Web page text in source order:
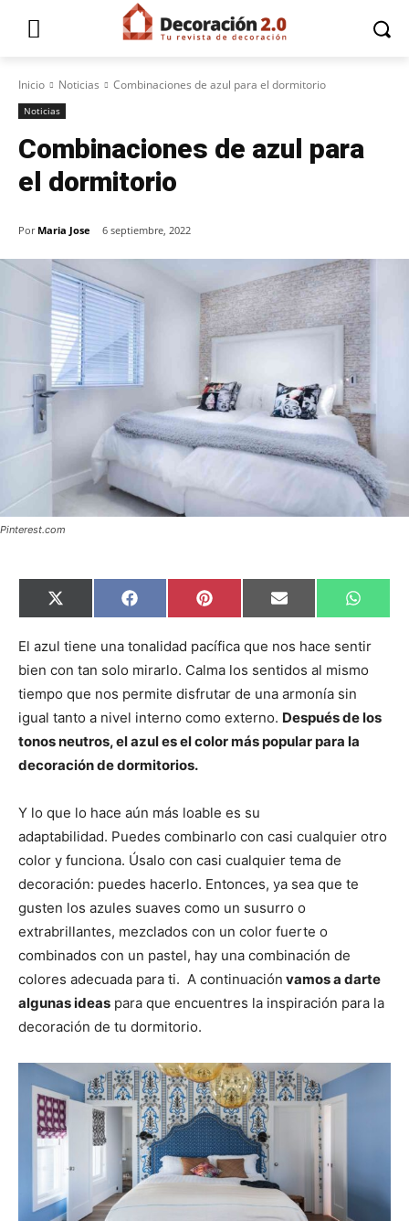
Inicio Noticias Combinaciones de azul para el dormitorio
Noticias
Combinaciones de azul para
el dormitorio
Por Maria Jose 6 septiembre, 2022
Pinterest.com
C
o
p
r
i
r
e
n
X
(
w
t
e
r
)
C
o
p
r
i
r
e
n
F
a
e
o
o
k
C
o
p
r
t
i
r
e
n
P
i
t
r
e
s
t
C
o
p
r
i
r
e
n
E
m
i
C
o
p
r
r
e
W
h
t
A
El azul tiene una tonalidad pacífica que nos hace sentir
bien con tan solo mirarlo. Calma los sentidos al mismo
tiempo que nos permite disfrutar de una armonía sin
igual tanto a nivel interno como externo. Después de los
tonos neutros, el azul es el color más popular para la
decoración de dormitorios.
Y lo que lo hace aún más loable es su
adaptabilidad. Puedes combinarlo con casi cualquier otro
color y funciona. Úsalo con casi cualquier tema de
decoración: puedes hacerlo. Entonces, ya sea que te
gusten los azules suaves como un susurro o
extrabrillantes, mezclados con un color fuerte o
combinados con un pastel, hay una combinación de
colores adecuada para ti. A continuación vamos a darte
algunas ideas para que encuentres la inspiración para la
decoración de tu dormitorio.